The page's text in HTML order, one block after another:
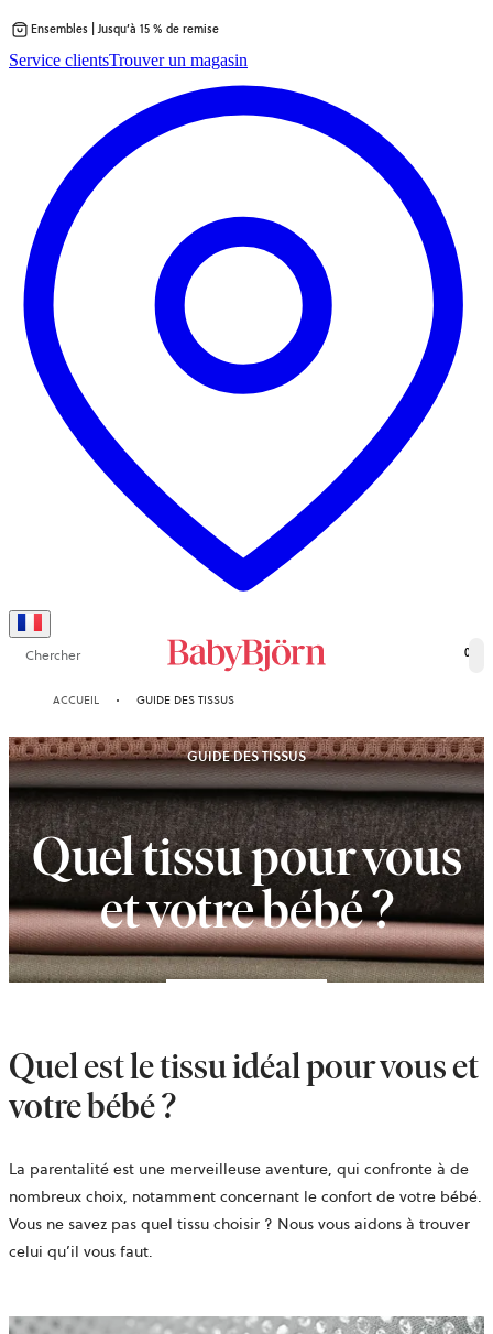
au
Ensembles | Jusqu’à 15 % de remise
Service clientsTrouver un magasin
Chercher 0
ACCUEIL GUIDE DES TISSUS
GUIDE DES TISSUS
Quel tissu pour vous
et votre bébé ?
Quel est le tissu idéal pour vous et
votre bébé ?
La parentalité est une merveilleuse aventure, qui confronte à de
nombreux choix, notamment concernant le confort de votre bébé.
Vous ne savez pas quel tissu choisir ? Nous vous aidons à trouver
celui qu’il vous faut.